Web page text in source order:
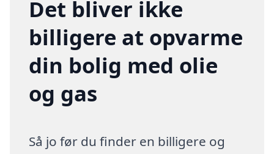
Det bliver ikke
billigere at opvarme
din bolig med olie
og gas
Så jo før du finder en billigere og